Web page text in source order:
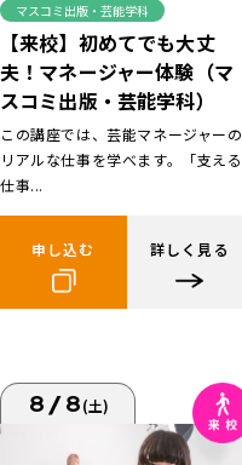
マスコミ出版・芸能学科
【来校】初めてでも大丈
夫！マネージャー体験（マ
スコミ出版・芸能学科）
この講座では、芸能マネージャーの
リアルな仕事を学べます。「支える
仕事...
申し込む 詳しく見る
8/8(土)